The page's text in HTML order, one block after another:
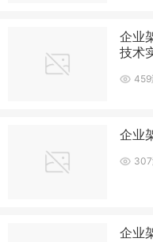
企业
技术
459
企业
企业